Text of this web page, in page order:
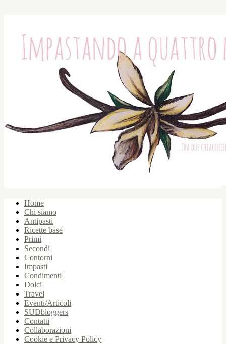
Home
Chi siamo
Antipasti
Ricette base
Primi
Secondi
Contorni
Impasti
Condimenti
Dolci
Travel
Eventi/Articoli
SUDbloggers
Contatti
Collaborazioni
Cookie e Privacy Policy